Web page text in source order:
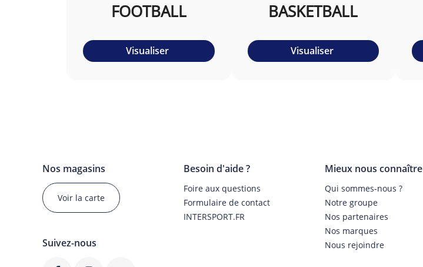
FOOTBALL
Visualiser
BASKETBALL
Visualiser
Nos magasins
Voir la carte
Suivez-nous
Besoin d'aide ?
Foire aux questions
Formulaire de contact
INTERSPORT.FR
Mieux nous connaître
Qui sommes-nous ?
Notre groupe
Nos partenaires
Nos marques
Nous rejoindre